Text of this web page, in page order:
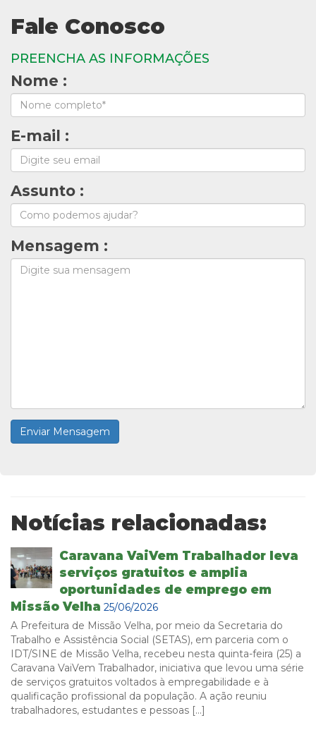
Fale Conosco
PREENCHA AS INFORMAÇÕES
Nome :
E-mail :
Assunto :
Mensagem :
Notícias relacionadas:
Caravana VaiVem Trabalhador leva
serviços gratuitos e amplia
oportunidades de emprego em
Missão Velha 25/06/2026
A Prefeitura de Missão Velha, por meio da Secretaria do
Trabalho e Assistência Social (SETAS), em parceria com o
IDT/SINE de Missão Velha, recebeu nesta quinta-feira (25) a
Caravana VaiVem Trabalhador, iniciativa que levou uma série
de serviços gratuitos voltados à empregabilidade e à
qualificação profissional da população. A ação reuniu
trabalhadores, estudantes e pessoas […]